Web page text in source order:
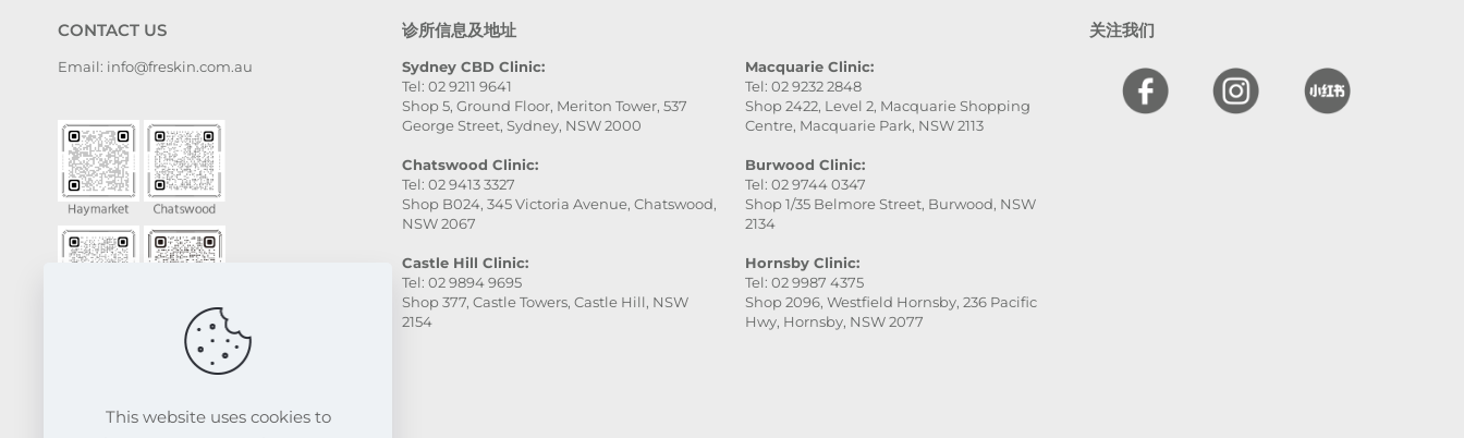
appreciate her
and skill. Highly
CONTACT US
Email: info@freskin.com.au
诊所信息及地址
Sydney CBD Clinic:
Tel: 02 9211 9641
Shop 5, Ground Floor, Meriton Tower, 537
George Street, Sydney, NSW 2000
Chatswood Clinic:
Tel: 02 9413 3327
Shop B024, 345 Victoria Avenue, Chatswood,
NSW 2067
Castle Hill Clinic:
Tel: 02 9894 9695
Shop 377, Castle Towers, Castle Hill, NSW
2154
Macquarie Clinic:
Tel: 02 9232 2848
Shop 2422, Level 2, Macquarie Shopping
Centre, Macquarie Park, NSW 2113
Burwood Clinic:
Tel: 02 9744 0347
Shop 1/35 Belmore Street, Burwood, NSW
2134
Hornsby Clinic:
Tel: 02 9987 4375
Shop 2096, Westfield Hornsby, 236 Pacific
Hwy, Hornsby, NSW 2077
关注我们
This website uses cookies to